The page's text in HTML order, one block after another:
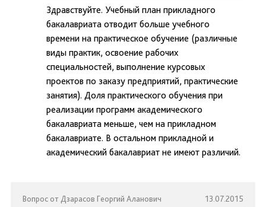
Здравствуйте. Учебный план прикладного
бакалавриата отводит больше учебного
времени на практическое обучение (различные
виды практик, освоение рабочих
специальностей, выполнение курсовых
проектов по заказу предприятий, практические
занятия). Доля практического обучения при
реализации программ академического
бакалавриата меньше, чем на прикладном
бакалавриате. В остальном прикладной и
академический бакалавриат не имеют различий.
Вопрос от Дзарасов Георгий Аланович 13.07.2015